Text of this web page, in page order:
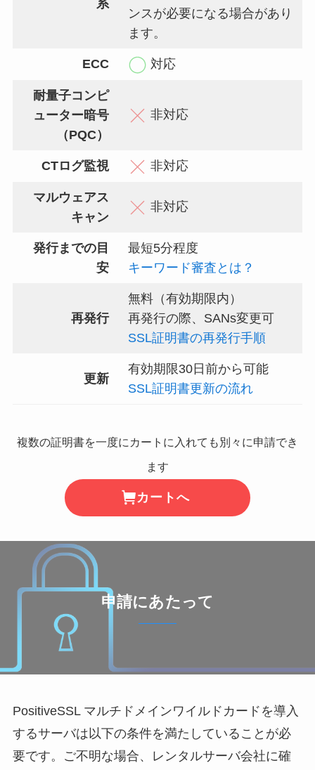
系
ンスが必要になる場合があり
ます。
ECC 対応
耐量子コンピ
ューター暗号
（PQC）
非対応
CTログ監視 非対応
マルウェアス
キャン
非対応
発行までの目
安
最短5分程度
キーワード審査とは？
再発行
無料（有効期限内）
再発行の際、SANs変更可
SSL証明書の再発行手順
更新
有効期限30日前から可能
SSL証明書更新の流れ
複数の証明書を一度にカートに入れても別々に申請でき
ます
カートへ
申請にあたって
PositiveSSL マルチドメインワイルドカードを導入
するサーバは以下の条件を満たしていることが必
要です。ご不明な場合、レンタルサーバ会社に確